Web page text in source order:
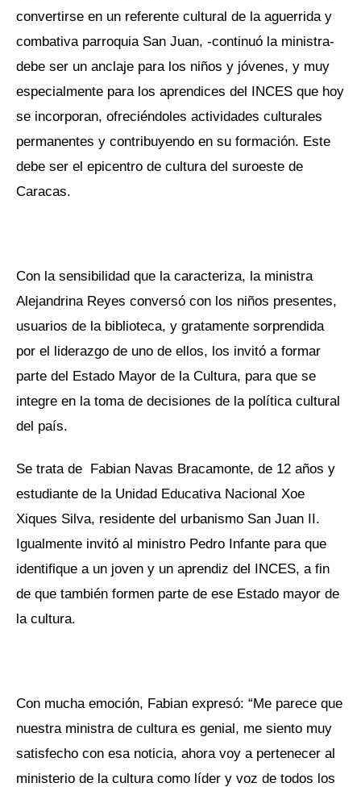
convertirse en un referente cultural de la aguerrida y
combativa parroquia San Juan, -continuó la ministra-
debe ser un anclaje para los niños y jóvenes, y muy
especialmente para los aprendices del INCES que hoy
se incorporan, ofreciéndoles actividades culturales
permanentes y contribuyendo en su formación. Este
debe ser el epicentro de cultura del suroeste de
Caracas.
Con la sensibilidad que la caracteriza, la ministra
Alejandrina Reyes conversó con los niños presentes,
usuarios de la biblioteca, y gratamente sorprendida
por el liderazgo de uno de ellos, los invitó a formar
parte del Estado Mayor de la Cultura, para que se
integre en la toma de decisiones de la política cultural
del país.
Se trata de Fabian Navas Bracamonte, de 12 años y
estudiante de la Unidad Educativa Nacional Xoe
Xiques Silva, residente del urbanismo San Juan II.
Igualmente invitó al ministro Pedro Infante para que
identifique a un joven y un aprendiz del INCES, a fin
de que también formen parte de ese Estado mayor de
la cultura.
Con mucha emoción, Fabian expresó: “Me parece que
nuestra ministra de cultura es genial, me siento muy
satisfecho con esa noticia, ahora voy a pertenecer al
ministerio de la cultura como líder y voz de todos los